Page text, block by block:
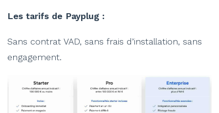
Les tarifs de Payplug :
Sans contrat VAD, sans frais d’installation, sans
engagement.